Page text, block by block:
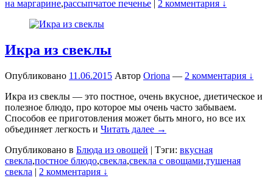
на маргарине,рассыпчатое печенье 2 комментария ↓
Икра из свеклы
Опубликовано 11.06.2015 Автор Oriona — 2 комментария ↓
Икра из свеклы — это постное, очень вкусное, диетическое и
полезное блюдо, про которое мы очень часто забываем.
Способов ее приготовления может быть много, но все их
объединяет легкость и Читать далее →
Опубликовано в Блюда из овощей | Тэги: вкусная
свекла,постное блюдо,свекла,свекла с овощами,тушеная
свекла | 2 комментария ↓